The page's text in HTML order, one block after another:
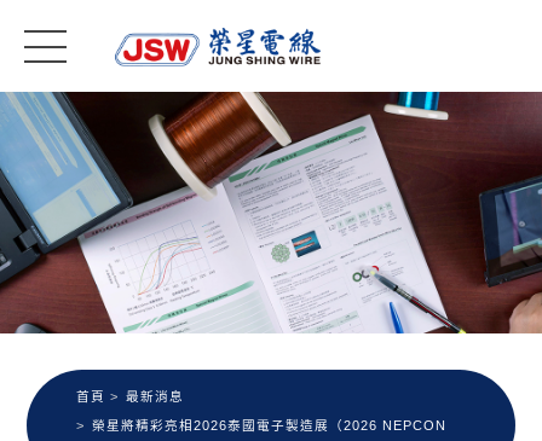
首頁
最新消息
榮星將精彩亮相2026泰國電子製造展（2026 NEPCON